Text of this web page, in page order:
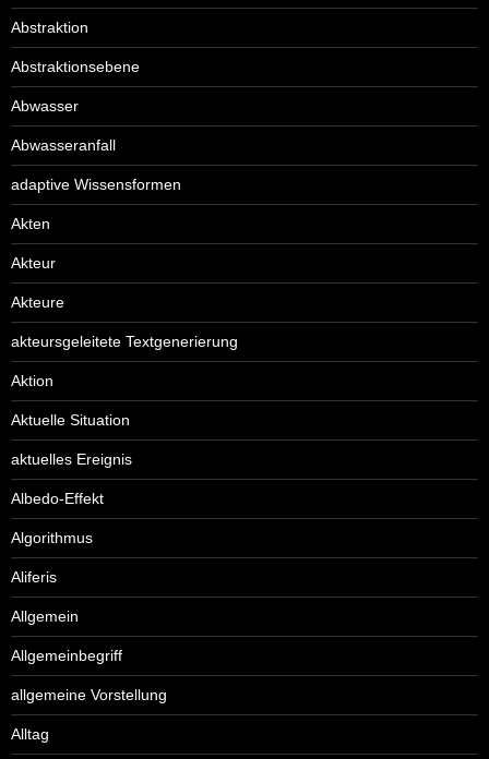
Abstraktion
Abstraktionsebene
Abwasser
Abwasseranfall
adaptive Wissensformen
Akten
Akteur
Akteure
akteursgeleitete Textgenerierung
Aktion
Aktuelle Situation
aktuelles Ereignis
Albedo-Effekt
Algorithmus
Aliferis
Allgemein
Allgemeinbegriff
allgemeine Vorstellung
Alltag